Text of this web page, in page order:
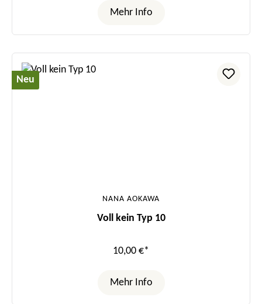
Mehr Info
Neu
NANA AOKAWA
Voll kein Typ 10
10,00 €*
Mehr Info